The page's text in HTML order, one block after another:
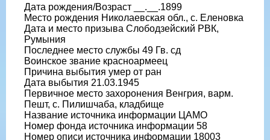
Дата рождения/Возраст __.__.1899
Место рождения Николаевская обл., с. Еленовка
Дата и место призыва Слободзейский РВК,
Румыния
Последнее место службы 49 Гв. сд
Воинское звание красноармеец
Причина выбытия умер от ран
Дата выбытия 21.03.1945
Первичное место захоронения Венгрия, варм.
Пешт, с. Пилишчаба, кладбище
Название источника информации ЦАМО
Номер фонда источника информации 58
Номер описи источника информации 18003